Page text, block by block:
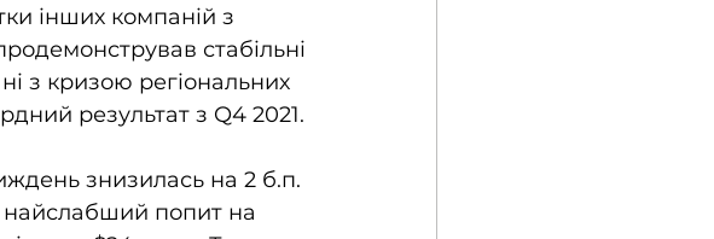
інших компаній з
стабільні
з кризою регіональних
результат з Q4 2021.
знизилась на 2 б.п.
найслабший попит на